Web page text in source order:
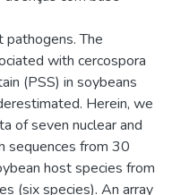
pathogens. The
with cercospora
(PSS) in soybeans
Herein, we
of seven nuclear and
sequences from 30
host species from
(six species). An array